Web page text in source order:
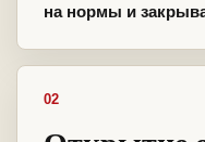
на нормы и
02